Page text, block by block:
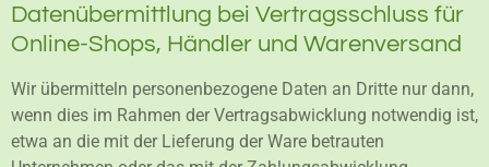
Datenübermittlung bei Vertragsschluss für
Online-Shops, Händler und Warenversand
Wir übermitteln personenbezogene Daten an Dritte nur dann,
wenn dies im Rahmen der Vertragsabwicklung notwendig ist,
etwa an die mit der Lieferung der Ware betrauten